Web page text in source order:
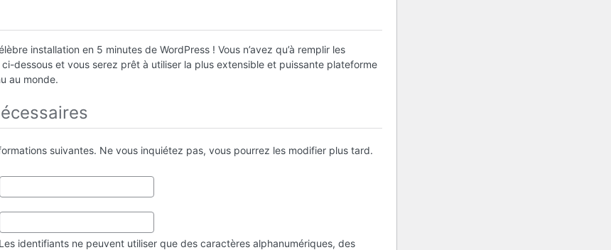
installation en 5 minutes de WordPress ! Vous n’avez qu’à remplir les
dessous et vous serez prêt à utiliser la plus extensible et puissante plateforme
au monde.
suivantes. Ne vous inquiétez pas, vous pourrez les modifier plus tard.
Les identifiants ne peuvent utiliser que des caractères alphanumériques, des